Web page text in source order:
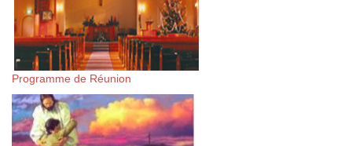
Programme de Réunion